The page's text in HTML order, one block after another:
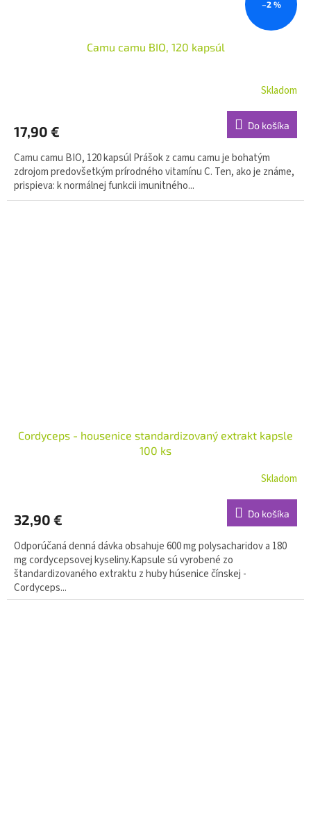
–2 %
Camu camu BIO, 120 kapsúl
Skladom
17,90 € Do košíka
Camu camu BIO, 120 kapsúl Prášok z camu camu je bohatým
zdrojom predovšetkým prírodného vitamínu C. Ten, ako je známe,
prispieva: k normálnej funkcii imunitného...
Cordyceps - housenice standardizovaný extrakt kapsle
100 ks
Skladom
32,90 € Do košíka
Odporúčaná denná dávka obsahuje 600 mg polysacharidov a 180
mg cordycepsovej kyseliny.Kapsule sú vyrobené zo
štandardizovaného extraktu z huby húsenice čínskej -
Cordyceps...